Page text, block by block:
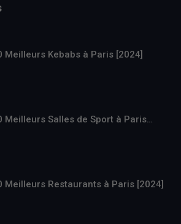
Meilleurs Kebabs à Paris [2024]
Meilleurs Salles de Sport à Paris…
Meilleurs Restaurants à Paris [2024]